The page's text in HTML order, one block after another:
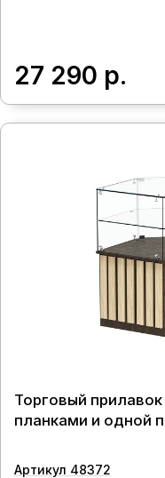
27 290 р.
Торговый
планками и одной
Артикул 48372